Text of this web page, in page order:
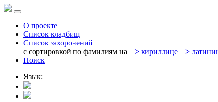
О проекте
Список кладбищ
Список захоронений
с сортировкой по фамилиям на
> кириллице >
Поиск
Язык: